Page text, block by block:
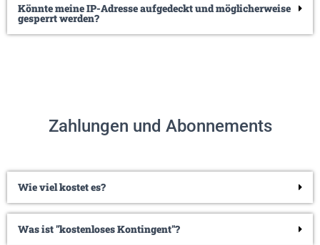
Könnte meine IP-Adresse aufgedeckt und möglicherweise
gesperrt werden?
Zahlungen und Abonnements
Wie viel kostet es?
Was ist "kostenloses Kontingent"?